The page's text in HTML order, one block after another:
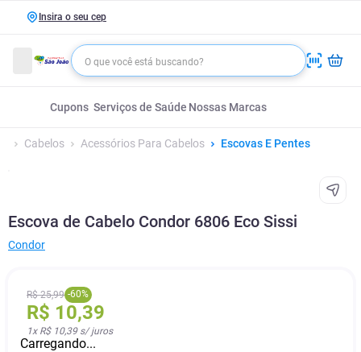
Insira o seu cep
Cupons Serviços de Saúde Nossas Marcas
Cabelos Acessórios Para Cabelos Escovas E Pentes
Escova de Cabelo Condor 6806 Eco Sissi
Condor
R$ 25,99 -60%
R$ 10,39
1x R$ 10,39s/ juros
Carregando...